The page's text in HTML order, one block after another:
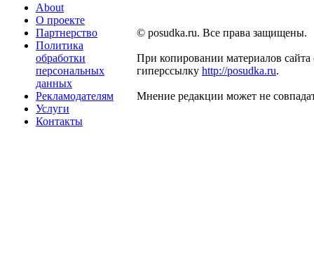
About
О проекте
Партнерство
Политика
обработки
персональных
данных
Рекламодателям
Услуги
Контакты
© posudka.ru. Все права защищены.
При копировании материалов сайта
гиперссылку http://posudka.ru.
Мнение редакции может не